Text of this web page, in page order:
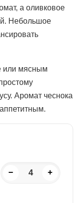
а оливковое
Небольшое
или мясным
Аромат чеснока
− 4 +